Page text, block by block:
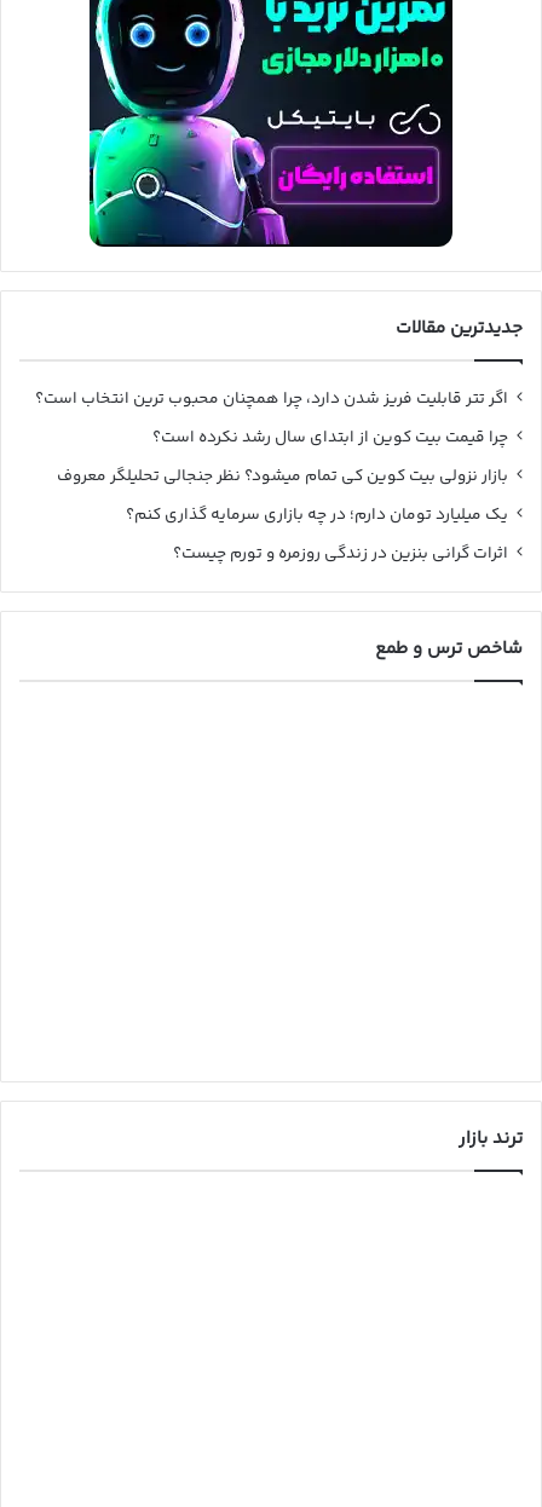
جدیدترین مقالات
اگر تتر قابلیت فریز شدن دارد، چرا همچنان محبوب ترین انتخاب است؟
چرا قیمت بیت کوین از ابتدای سال رشد نکرده است؟
بازار نزولی بیت کوین کی تمام میشود؟ نظر جنجالی تحلیلگر معروف
یک میلیارد تومان دارم؛ در چه بازاری سرمایه گذاری کنم؟
اثرات گرانی بنزین در زندگی روزمره و تورم چیست؟
شاخص ترس و طمع
ترند بازار